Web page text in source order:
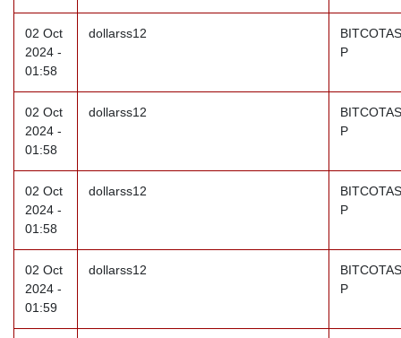
02 Oct
2024 -
01:58
dollarss12
P
02 Oct
2024 -
01:58
dollarss12
P
02 Oct
2024 -
01:58
dollarss12
P
02 Oct
2024 -
01:59
dollarss12
P